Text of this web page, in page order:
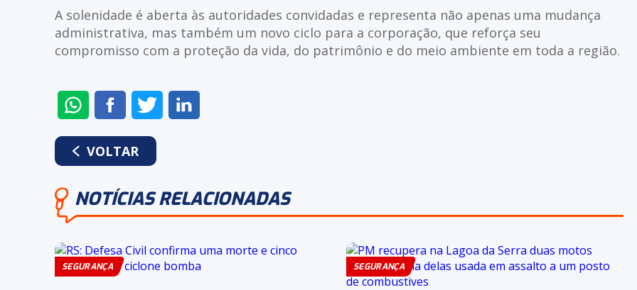
A solenidade é aberta às autoridades convidadas e representa não apenas uma mudança
administrativa, mas também um novo ciclo para a corporação, que reforça seu
compromisso com a proteção da vida, do patrimônio e do meio ambiente em toda a região.
ENVIAR
NO
WHATSAPP
COMPARTILHAR
NO
FACEBOOK
COMPARTILHAR
NO
VOLTAR
NOTÍCIAS RELACIONADAS
SEGURANÇA SEGURANÇA